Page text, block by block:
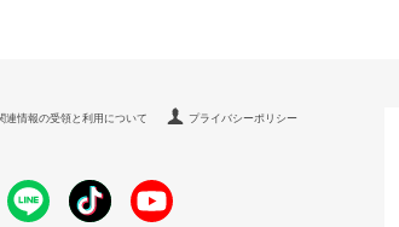
連情報の受領と利用について プライバシーポリシー